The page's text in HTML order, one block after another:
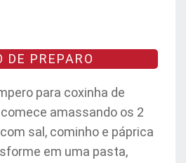
DE PREPARO
para coxinha de
amassando os 2
sal, cominho e páprica
em uma pasta,